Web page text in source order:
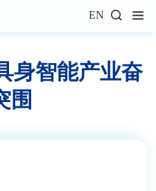
EN
身智能产业奋
围